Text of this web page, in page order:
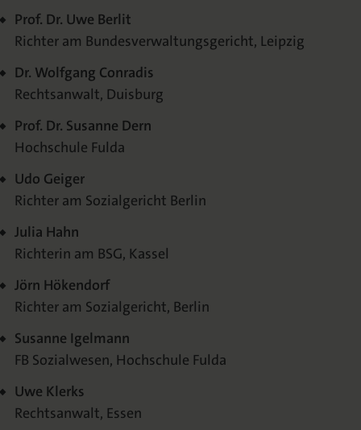
Prof. Dr. Uwe Berlit
Richter am Bundesverwaltungsgericht, Leipzig
Dr. Wolfgang Conradis
Rechtsanwalt, Duisburg
Prof. Dr. Susanne Dern
Hochschule Fulda
Udo Geiger
Richter am Sozialgericht Berlin
Julia Hahn
Richterin am BSG, Kassel
Jörn Hökendorf
Richter am Sozialgericht, Berlin
Susanne Igelmann
FB Sozialwesen, Hochschule Fulda
Uwe Klerks
Rechtsanwalt, Essen